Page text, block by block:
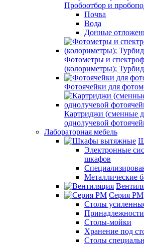
Пробоотбор и
Почва
Вода
Донные
Фотометры и
(колориметры);
Фотоячейки для
Картриджи (сменные
однолучевой
Лабораторная мебель
Электронные
шкафов
Металлические
Серия РМ
Столы
Принадлежности
Столы-мойки
Хранение под
Столы